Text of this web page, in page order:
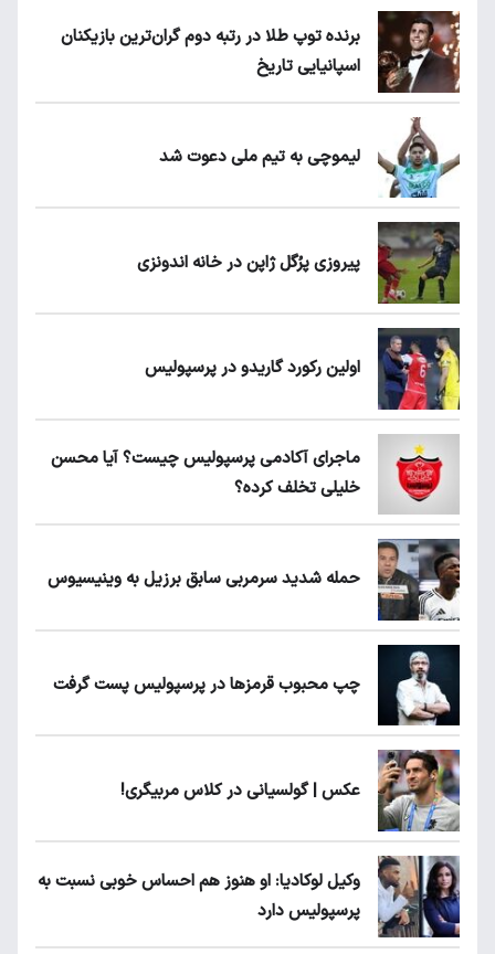
برنده توپ طلا در رتبه دوم گران‌ترین بازیکنان
اسپانیایی تاریخ
لیموچی به تیم ملی دعوت شد
پیروزی پرُگل ژاپن در خانه اندونزی
اولین رکورد گاریدو در پرسپولیس
ماجرای آکادمی پرسپولیس چیست؟ آیا محسن
خلیلی تخلف کرده؟
حمله شدید سرمربی سابق برزیل به وینیسیوس
چپ محبوب قرمزها در پرسپولیس پست گرفت
عکس | گولسیانی در کلاس مربیگری!
وکیل لوکادیا: او هنوز هم احساس خوبی نسبت به
پرسپولیس دارد